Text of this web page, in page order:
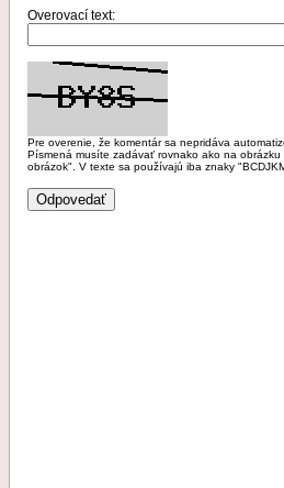
Overovací text:
Pre overenie, že komentár sa nepridáva
Písmená musíte zadávať rovnako ako na
obrázok". V texte sa používajú iba znaky